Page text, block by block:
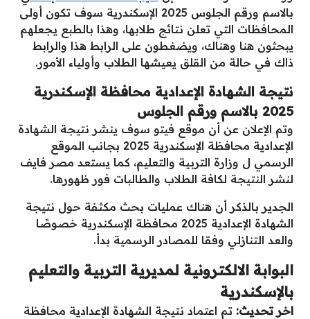
بالاسم ورقم الجلوس 2025 الإسكندرية سوف تكون أولى
المحافظات التي تعلن نتائج طلابها، وهذا بالطبع يجعلهم
يبحثون هنا وهناك، ويضغطون على الرابط هذا والرابط
ذاك في حالة من القلق يعيشها الطلاب وأولياء الأمور.
نتيجة الشهادة الإعدادية محافظة الإسكندرية
2025 بالاسم ورقم الجلوس
وتم الإعلان عن أن موقع فيتو سوف ينشر نتيجة الشهادة
الإعدادية محافظة الإسكندرية 2025 بجانب الموقع
الرسمي ل وزارة التربية والتعليم، كما يستعد مصر فايف
لنشر النتيجة لكافة الطلاب والطالبات فور ظهورها.
الجدير بالذكر أن هناك عمليات بحث مكثفة حول نتيجة
الشهادة الإعدادية 2025 محافظة الإسكندرية خصوصًا
والعد التنازلي وفقا للمصادر الرسمية بدأ.
البوابة الالكترونية لمديرية التربية والتعليم
بالإسكندرية
اخر تحديث: تم اعتماد نتيجة الشهادة الإعدادية محافظة